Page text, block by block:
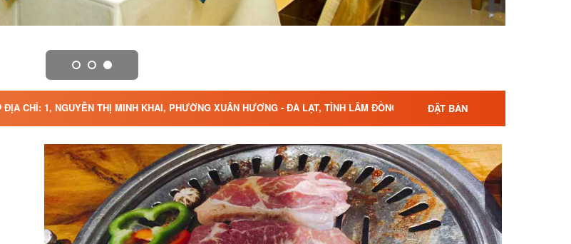
ĐỊA CHỈ: 1, NGUYỄN THỊ MINH KHAI, PHƯỜNG XUÂN HƯƠNG - ĐÀ LẠT, TỈNH LÂM ĐỒNG ĐẶT BÀN